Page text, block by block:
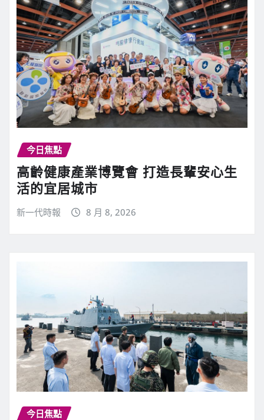
今日焦點
高齡健康產業博覽會 打造長輩安心生
活的宜居城市
新一代時報 8 月 8, 2026
今日焦點